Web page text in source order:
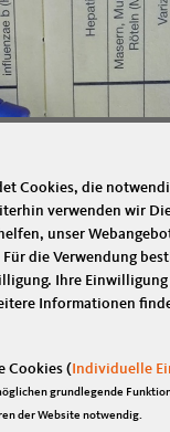
Masern endlich
Zur aktuellen Debatte
höchst ansteckend
Cookies, die
verwenden wir
unser
die Verwendung
Ihre Einwilligung
Informationen
Cookies ( Individuelle
grundlegende
der Website notwendig.